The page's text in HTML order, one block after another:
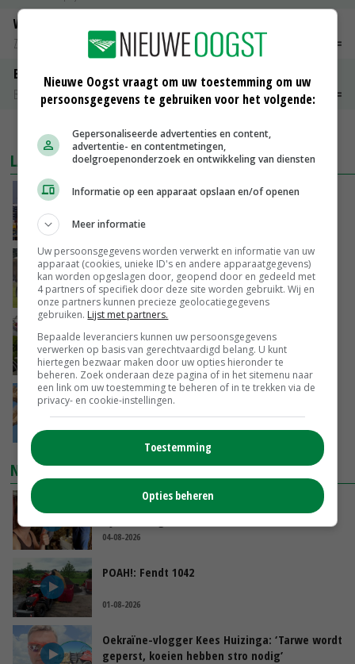
Weipoeder
Zuivel weekprijzen
€ 134,00
Boeren Gouda 12 kg
Boerenkaas
€ 6,05 € 0,00
MEER MARKTPRIJZEN
LAATSTE NIEUWS
China scherpt importeisen voor pootgoed aan
GISTEREN, 16:25
BBB vraagt minister om langer mest uit te
rijden
GISTEREN, 15:47
Panelen houden kas koeler: ‘De eerste indruk
schrikt veel tuinders af’
GISTEREN, 15:27
Tarwemarkt zoekt nieuwe balans
GISTEREN, 15:25
NIEUWSTE VIDEO'S
Danique in Canada: ‘Superveel schik gehad
04-08-2026
POAH!: Fendt 1042
01-08-2026
Oekraïne-vlogger Kees Huizinga: ‘Tarwe wordt
geperst, koeien hebben stro nodig’
Nieuwe Oogst vraagt om uw toestemming om uw
persoonsgegevens te gebruiken voor het volgende:
Gepersonaliseerde advertenties en content,
advertentie- en contentmetingen,
doelgroepenonderzoek en ontwikkeling van diensten
Informatie op een apparaat opslaan en/of openen
Meer informatie
Uw persoonsgegevens worden verwerkt en informatie van uw
apparaat (cookies, unieke ID's en andere apparaatgegevens)
kan worden opgeslagen door, geopend door en gedeeld met
4 partners of specifiek door deze site worden gebruikt. Wij en
onze partners kunnen precieze geolocatiegegevens
gebruiken. Lijst met partners.
Bepaalde leveranciers kunnen uw persoonsgegevens
verwerken op basis van gerechtvaardigd belang. U kunt
hiertegen bezwaar maken door uw opties hieronder te
beheren. Zoek onderaan deze pagina of in het sitemenu naar
een link om uw toestemming te beheren of in te trekken via de
privacy- en cookie-instellingen.
Toestemming
Opties beheren